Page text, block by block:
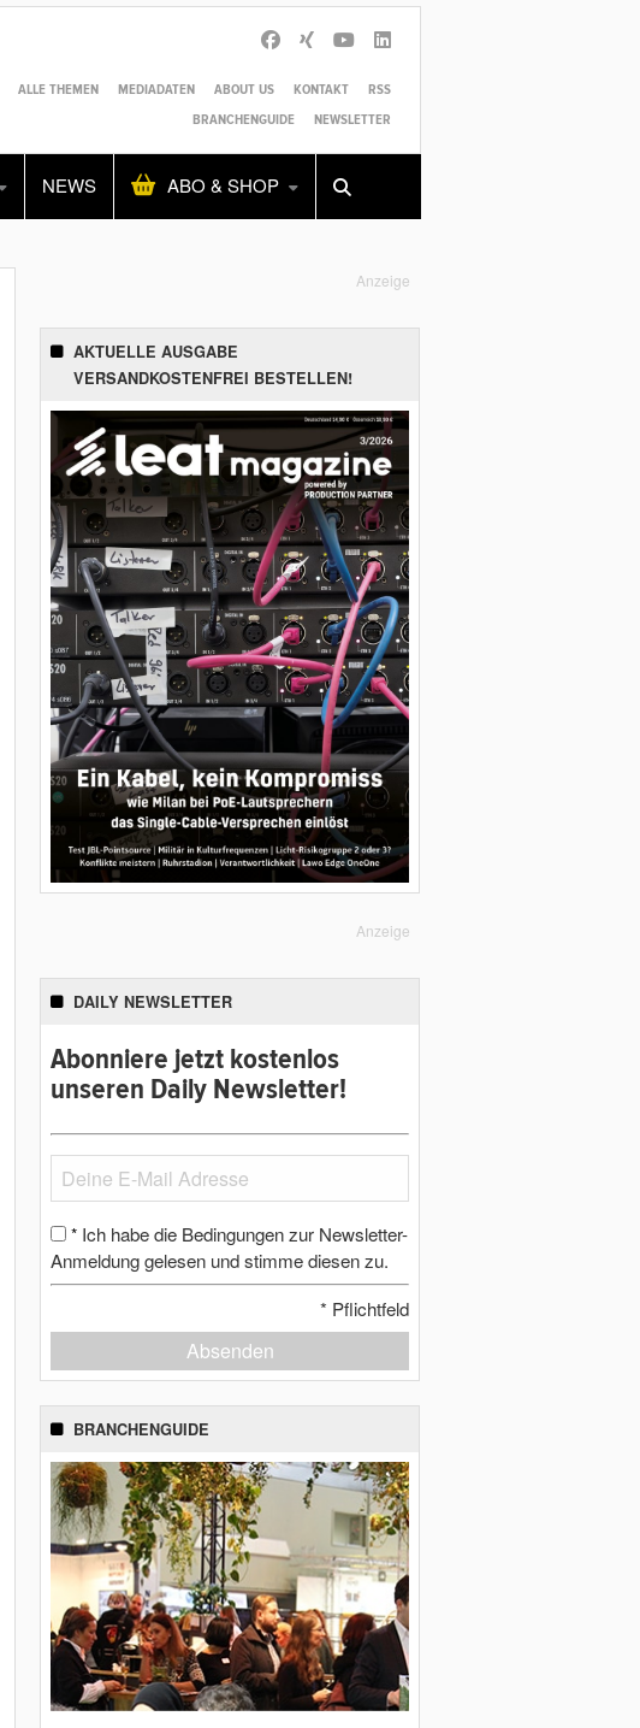
ALLE THEMEN MEDIADATEN ABOUT US KONTAKT
RSS
BRANCHENGUIDE
NEWSLETTER
NEWS ABO & SHOP
Alles Shop SUCHEN
Anzeige
AKTUELLE AUSGABE
VERSANDKOSTENFREI BESTELLEN!
Anzeige
DAILY NEWSLETTER
Abonniere jetzt kostenlos
unseren Daily Newsletter!
* Ich habe die Bedingungen zur Newsletter-
Anmeldung gelesen und stimme diesen zu.
* Pflichtfeld
Absenden
BRANCHENGUIDE